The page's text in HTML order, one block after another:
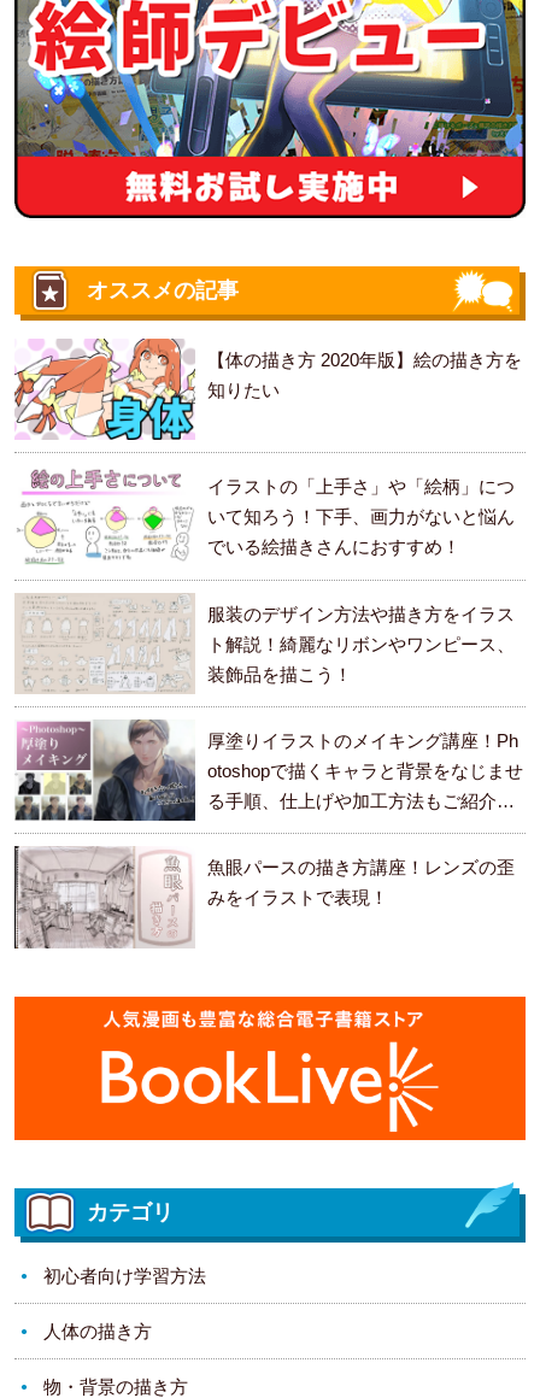
オススメの記事
【体の描き方 2020年版】絵の描き方を
知りたい
イラストの「上手さ」や「絵柄」につ
いて知ろう！下手、画力がないと悩ん
でいる絵描きさんにおすすめ！
服装のデザイン方法や描き方をイラス
ト解説！綺麗なリボンやワンピース、
装飾品を描こう！
厚塗りイラストのメイキング講座！Ph
otoshopで描くキャラと背景をなじませ
る手順、仕上げや加工方法もご紹介し
ます。
魚眼パースの描き方講座！レンズの歪
みをイラストで表現！
カテゴリ
初心者向け学習方法
人体の描き方
物・背景の描き方